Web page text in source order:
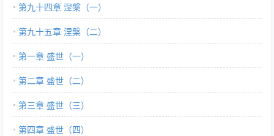
第九十四章 涅槃（一）
第九十五章 涅槃（二）
第一章 盛世（一）
第二章 盛世（二）
第三章 盛世（三）
第四章 盛世（四）